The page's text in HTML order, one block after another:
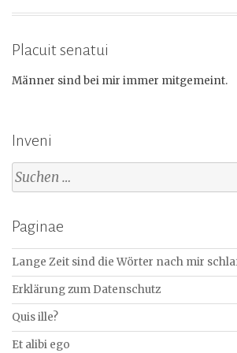
Placuit senatui
Männer sind bei mir immer mitgemeint.
Inveni
Suchen
nach:
Paginae
Lange Zeit sind die Wörter nach mir
Erklärung zum Datenschutz
Quis ille?
Et alibi ego